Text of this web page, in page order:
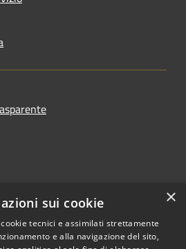
×
sui cookie
tecnici e assimilati strettamente
e alla navigazione del sito,